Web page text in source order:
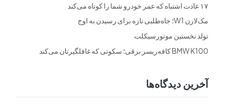
۱۷ عادت اشتباه که عمر خودرو شما را کوتاه می‌کند
مک‌لارن W1؛ جاه‌طلبی تازه برای رسیدن به اوج
تولد نخستین موتورسیکلت
BMW K100 کافه‌ریسر برقی؛ سکوتی که غافلگیرتان می‌کند
آخرین دیدگاه‌ها